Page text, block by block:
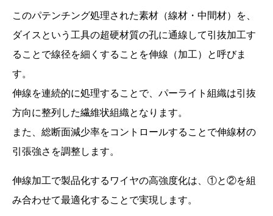
このパテンチング処理された素材（線材・中間材）を、
ダイスという工具の超硬材質の孔に通線して引抜加工す
ることで線径を細くすることを伸線（加工）と呼びま
す。
伸線を連続的に処理することで、パーライト組織は引抜
方向に整列した繊維状組織となります。
また、総断面減少率をコントロールすることで伸線材の
引張強さを調整します。
伸線加工で製品化するワイヤの高強度化は、①と②を組
み合わせて最適化することで実現します。